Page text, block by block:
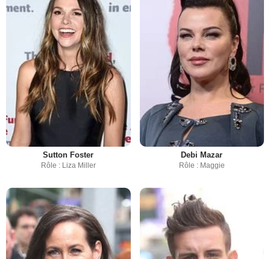
Sutton Foster
Rôle : Liza Miller
Debi Mazar
Rôle : Maggie